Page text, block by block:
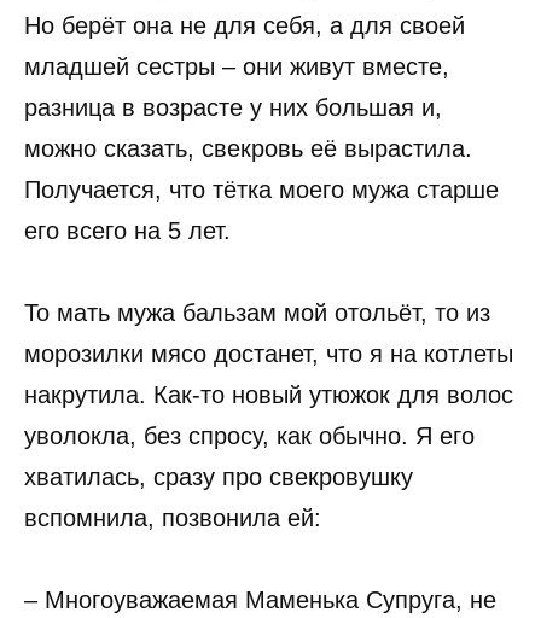
Но берёт она не для себя, а для своей
младшей сестры – они живут вместе,
разница в возрасте у них большая и,
можно сказать, свекровь её вырастила.
Получается, что тётка моего мужа старше
его всего на 5 лет.
То мать мужа бальзам мой отольёт, то из
морозилки мясо достанет, что я на котлеты
накрутила. Как-то новый утюжок для волос
уволокла, без спросу, как обычно. Я его
хватилась, сразу про свекровушку
вспомнила, позвонила ей:
– Многоуважаемая Маменька Супруга, не